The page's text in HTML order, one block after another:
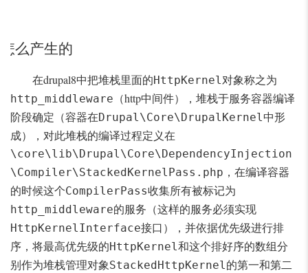
么产生的
在drupal8中把堆栈里面的HttpKernel对象称之为
http_middleware （http中间件），堆栈于服务容器编译
阶段确定（容器在Drupal\Core\DrupalKernel中形
成），对此堆栈的编译过程定义在
\core\lib\Drupal\Core\DependencyInjection
\Compiler\StackedKernelPass.php ，在编译容器
的时候这个CompilerPass收集所有被标记为
http_middleware的服务（这样的服务必须实现
HttpKernelInterface接口），并依据优先级进行排
序，将最高优先级的HttpKernel和这个排好序的数组分
别作为堆栈管理对象StackedHttpKernel的第一和第二